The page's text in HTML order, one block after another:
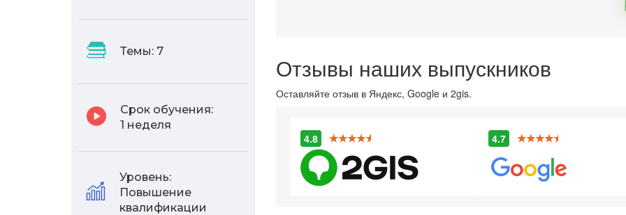
Темы: 7
Срок обучения:
1 неделя
Уровень:
Повышение
квалификации
Отзывы наших выпускников
Оставляйте отзыв в Яндекс, Google и 2gis.
4.8 4.7